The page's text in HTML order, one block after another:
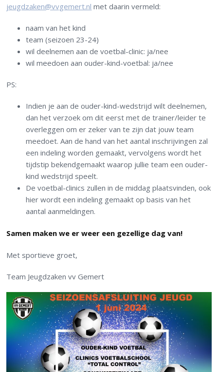
jeugdzaken@vvgemert.nl met daarin vermeld:
naam van het kind
team (seizoen 23-24)
wil deelnemen aan de voetbal-clinic: ja/nee
wil meedoen aan ouder-kind-voetbal: ja/nee
PS:
Indien je aan de ouder-kind-wedstrijd wilt deelnemen,
dan het verzoek om dit eerst met de trainer/leider te
overleggen om er zeker van te zijn dat jouw team
meedoet. Aan de hand van het aantal inschrijvingen zal
een indeling worden gemaakt, vervolgens wordt het
tijdstip bekendgemaakt waarop jullie team een ouder-
kind wedstrijd speelt.
De voetbal-clinics zullen in de middag plaatsvinden, ook
hier wordt een indeling gemaakt op basis van het
aantal aanmeldingen.
Samen maken we er weer een gezellige dag van!
Met sportieve groet,
Team Jeugdzaken vv Gemert